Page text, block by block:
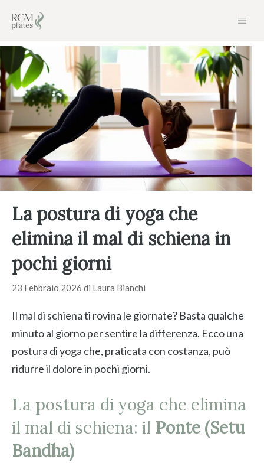
contenuto
La postura di yoga che
elimina il mal di schiena in
pochi giorni
23 Febbraio 2026 di Laura Bianchi
Il mal di schiena ti rovina le giornate? Basta qualche
minuto al giorno per sentire la differenza. Ecco una
postura di yoga che, praticata con costanza, può
ridurre il dolore in pochi giorni.
La postura di yoga che elimina
il mal di schiena: il Ponte (Setu
Bandha)